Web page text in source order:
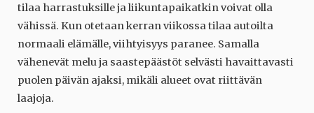
tilaa harrastuksille ja liikuntapaikatkin voivat olla
vähissä. Kun otetaan kerran viikossa tilaa autoilta
normaali elämälle, viihtyisyys paranee. Samalla
vähenevät melu ja saastepäästöt selvästi havaittavasti
puolen päivän ajaksi, mikäli alueet ovat riittävän
laajoja.